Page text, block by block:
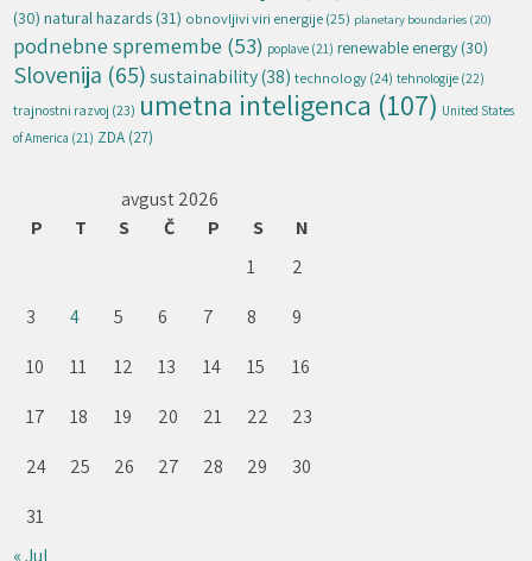
(30) natural hazards (31) obnovljivi viri energije(25) planetary boundaries (20)
podnebne spremembe (53) poplave (21) renewable energy (30)
Slovenija (65) sustainability(38) technology(24) tehnologije (22)
trajnostni razvoj (23) umetna inteligenca (107) United States
of America (21) ZDA (27)
avgust 2026
P
T S Č P S
N
1
2
3
4 5 6 7 8
9
10
11 12 13 14 15
16
17
18 19 20 21 22
23
24
25 26 27 28 29
30
31
« Jul